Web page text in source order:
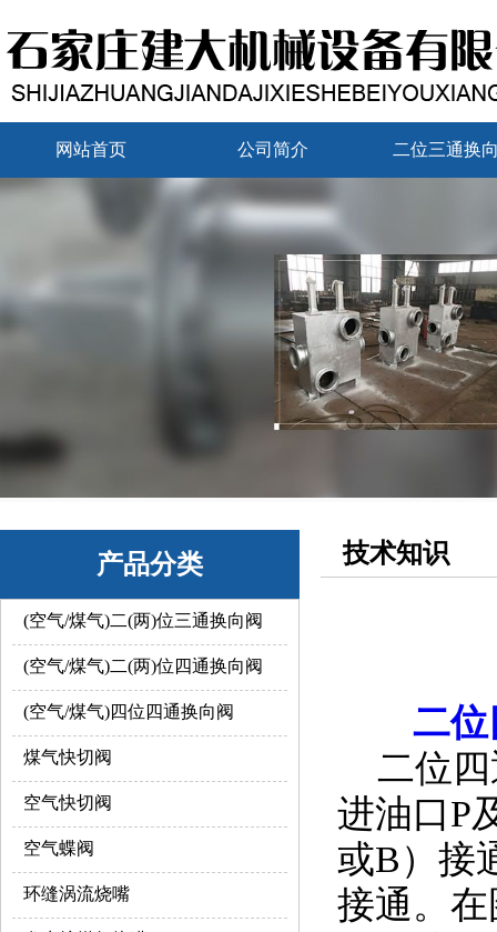
网站首页 公司简介 二位三通换
产品分类
(空气/煤气)二(两)位三通换向阀
(空气/煤气)二(两)位四通换向阀
(空气/煤气)四位四通换向阀
煤气快切阀
空气快切阀
空气蝶阀
环缝涡流烧嘴
技术知识
二
二位四
进油口P
或B）接
接通。